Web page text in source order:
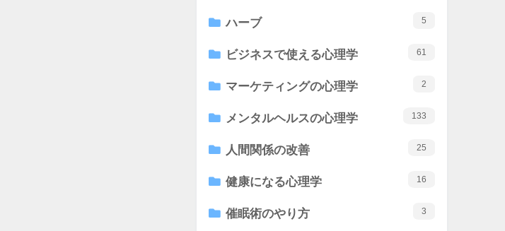
ハーブ 5
ビジネスで使える心理学 61
マーケティングの心理学 2
メンタルヘルスの心理学 133
人間関係の改善 25
健康になる心理学 16
催眠術のやり方 3